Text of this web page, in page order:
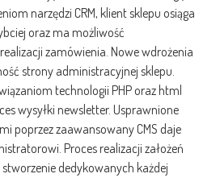
narzędzi CRM, klient sklepu osiąga
oraz ma możliwość
zamówienia. Nowe wdrożenia
strony administracyjnej sklepu.
technologii PHP oraz html
wysyłki newsletter. Usprawnione
poprzez zaawansowany CMS daje
Proces realizacji założeń
dedykowanych każdej